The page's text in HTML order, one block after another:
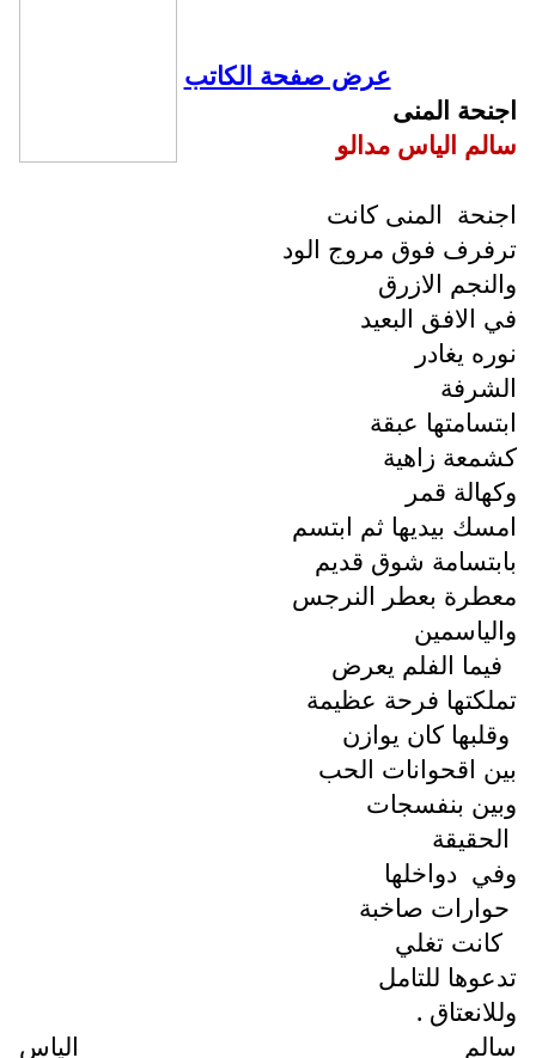
عرض صفحة الكاتب
اجنحة المنى
سالم الياس مدالو
اجنحة المنى كانت
ترفرف فوق مروج الود
والنجم الازرق
في الافق البعيد
نوره يغادر
الشرفة
ابتسامتها عبقة
كشمعة زاهية
وكهالة قمر
امسك بيديها ثم ابتسم
بابتسامة شوق قديم
معطرة بعطر النرجس
والياسمين
فيما الفلم يعرض
تملكتها فرحة عظيمة
وقلبها كان يوازن
بين اقحوانات الحب
وبين بنفسجات
الحقيقة
وفي دواخلها
حوارات صاخبة
كانت تغلي
تدعوها للتامل
وللانعتاق .
سالم الياس